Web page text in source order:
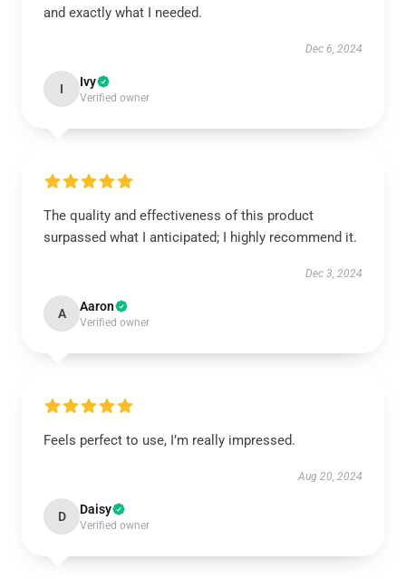
and exactly what I needed.
Dec 6, 2024
I Ivy
Verified owner
The quality and effectiveness of this product
surpassed what I anticipated; I highly recommend it.
Dec 3, 2024
A Aaron
Verified owner
Feels perfect to use, I’m really impressed.
Aug 20, 2024
D Daisy
Verified owner